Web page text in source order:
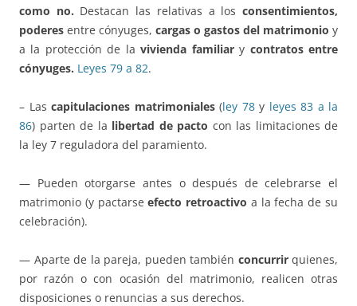
como no. Destacan las relativas a losconsentimientos,
poderes entre cónyuges, cargas o gastos del matrimonio y
a la protección de la vivienda familiary contratos entre
cónyuges. Leyes 79 a 82.
– Las capitulaciones matrimoniales (ley 78y leyes 83 a la
86) parten de la libertad de pacto con las limitaciones de
la ley 7 reguladora del paramiento.
— Pueden otorgarse antes o después de celebrarse el
matrimonio (y pactarseefecto retroactivo a la fecha de su
celebración).
— Aparte de la pareja, pueden también concurrirquienes,
por razón o con ocasión del matrimonio, realicen otras
disposiciones o renuncias a sus derechos.